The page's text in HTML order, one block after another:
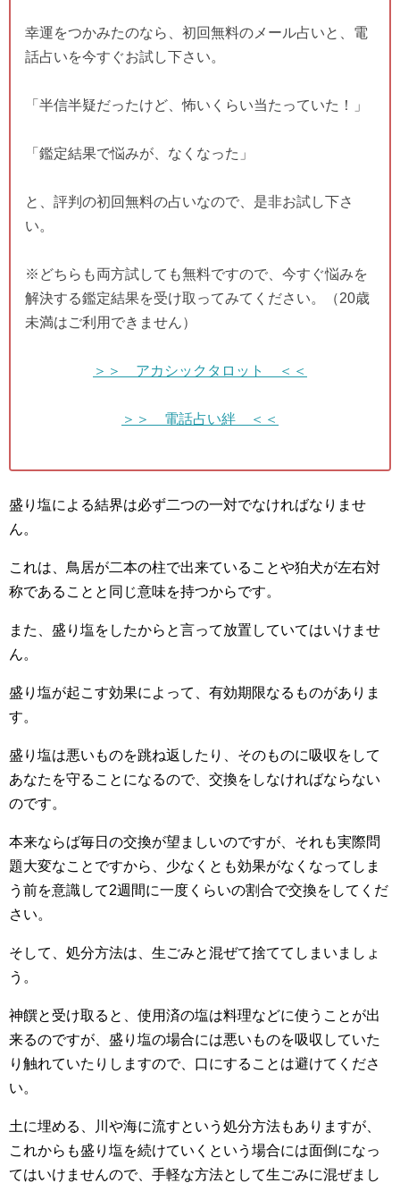
幸運をつかみたのなら、初回無料のメール占いと、電
話占いを今すぐお試し下さい。
「半信半疑だったけど、怖いくらい当たっていた！」
「鑑定結果で悩みが、なくなった」
と、評判の初回無料の占いなので、是非お試し下さ
い。
※どちらも両方試しても無料ですので、今すぐ悩みを
解決する鑑定結果を受け取ってみてください。（20歳
未満はご利用できません）
＞＞ アカシックタロット ＜＜
＞＞ 電話占い絆 ＜＜
盛り塩による結界は必ず二つの一対でなければなりませ
ん。
これは、鳥居が二本の柱で出来ていることや狛犬が左右対
称であることと同じ意味を持つからです。
また、盛り塩をしたからと言って放置していてはいけませ
ん。
盛り塩が起こす効果によって、有効期限なるものがありま
す。
盛り塩は悪いものを跳ね返したり、そのものに吸収をして
あなたを守ることになるので、交換をしなければならない
のです。
本来ならば毎日の交換が望ましいのですが、それも実際問
題大変なことですから、少なくとも効果がなくなってしま
う前を意識して2週間に一度くらいの割合で交換をしてくだ
さい。
そして、処分方法は、生ごみと混ぜて捨ててしまいましょ
う。
神饌と受け取ると、使用済の塩は料理などに使うことが出
来るのですが、盛り塩の場合には悪いものを吸収していた
り触れていたりしますので、口にすることは避けてくださ
い。
土に埋める、川や海に流すという処分方法もありますが、
これからも盛り塩を続けていくという場合には面倒になっ
てはいけませんので、手軽な方法として生ごみに混ぜまし